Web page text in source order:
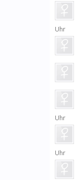
Uhr
Uhr
Uhr